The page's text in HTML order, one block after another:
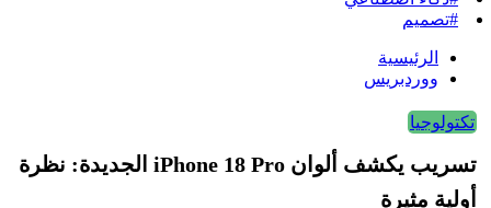
#تصميم
الرئيسية
ووردبريس
تكتولوجيا
تسريب يكشف ألوان iPhone 18 Pro الجديدة: نظرة
أولية مثيرة